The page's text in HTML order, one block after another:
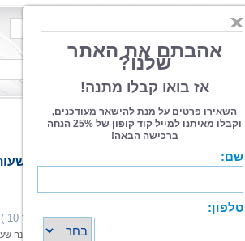
שם המחבר
קטגוריה
פורמט
לחלום ולעשות – ספר בשמונה
דירוג:
(2 מדרגים,ניקוד 10 )
זהו חלום של מאה ועשרה אנשים, שהוגשם בשמונה